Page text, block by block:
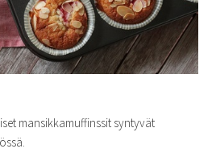
mansikkamuffinssit syntyvät